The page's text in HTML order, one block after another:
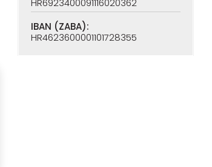
HR6923400091116020362
IBAN (ZABA):
HR4623600001101728355